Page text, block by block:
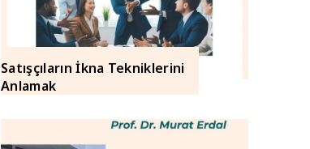
Satışçıların İkna Tekniklerini
Anlamak